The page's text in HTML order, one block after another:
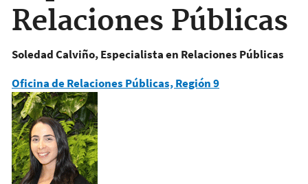
Relaciones Públicas
Soledad Calviño, Especialista en Relaciones Públicas
Oficina de Relaciones Públicas, Región 9